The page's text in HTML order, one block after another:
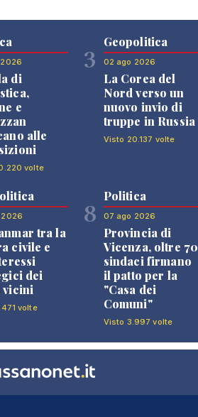
di
e
alle
volte
3
Geopolitica
02 ago 2026
La Corea del
Nord verso un
nuovo invio di
truppe in Russia
Visto 20.137 volte
tra la
civile e
dei
vicini
volte
8
Politica
07 ago 2026
Provincia di
Vicenza, oltre 70
sindaci firmano
il patto per la
"Casa dei
Comuni"
Visto 3.997 volte